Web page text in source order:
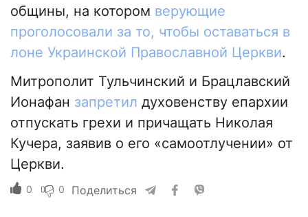
общины, на котором верующие
проголосовали за то, чтобы оставаться в
лоне Украинской Православной Церкви.
Митрополит Тульчинский и Брацлавский
Ионафан запретил духовенству епархии
отпускать грехи и причащать Николая
Кучера, заявив о его «самоотлучении» от
Церкви.
0 0 Поделиться